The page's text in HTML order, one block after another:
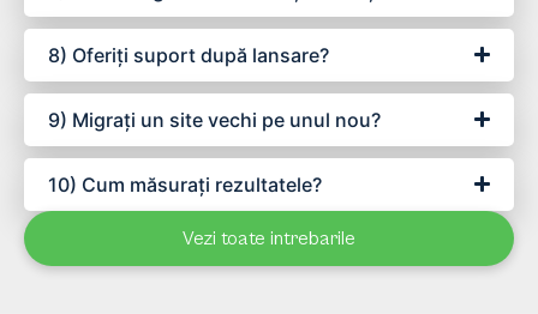
8) Oferiți suport după lansare?
9) Migrați un site vechi pe unul nou?
10) Cum măsurați rezultatele?
Vezi toate intrebarile